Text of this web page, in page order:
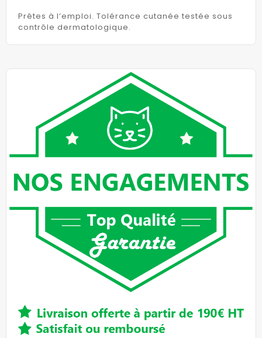
Prêtes à l’emploi. Tolérance cutanée testée sous
contrôle dermatologique.